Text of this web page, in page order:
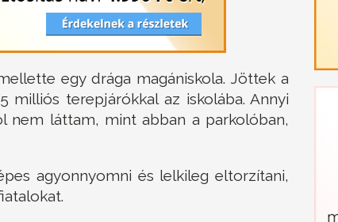
egy drága magániskola. Jöttek a
milliós terepjárókkal az iskolába. Annyi
láttam, mint abban a parkolóban,
agyonnyomni és lelkileg eltorzítani,